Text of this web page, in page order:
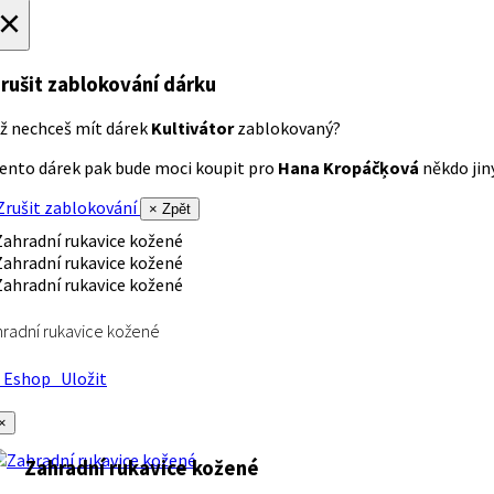
zablokování dárku
nechceš mít dárek Kultivátorzablokovaný?
dárek pak bude moci koupit pro Hana Kropáčķová někdo
zablokování
× Zpět
rukavice kožené
Uložit
Zahradní rukavice kožené